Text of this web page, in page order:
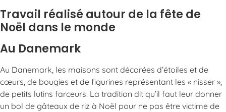
Travail réalisé autour de la fête de
Noël dans le monde
Au Danemark
Au Danemark, les maisons sont décorées d’étoiles et de
cœurs, de bougies et de figurines représentant les « nisser »,
de petits lutins farceurs. La tradition dit qu’il faut leur donner
un bol de gâteaux de riz à Noël pour ne pas être victime de